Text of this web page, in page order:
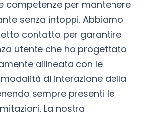
competenze per mantenere
senza intoppi. Abbiamo
contatto per garantire
utente che ho progettato
allineata con le
di interazione della
sempre presenti le
La nostra